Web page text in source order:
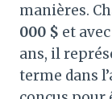
manières.
000 $ et
ans, il
terme dans